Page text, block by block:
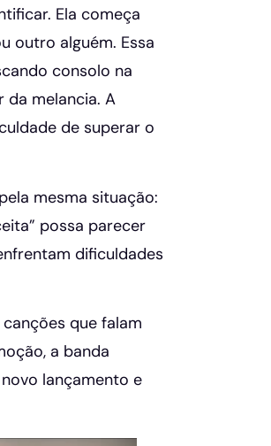
Ela começa
outro alguém. Essa
consolo na
melancia. A
de superar o
mesma situação:
possa parecer
dificuldades
que falam
a banda
lançamento e